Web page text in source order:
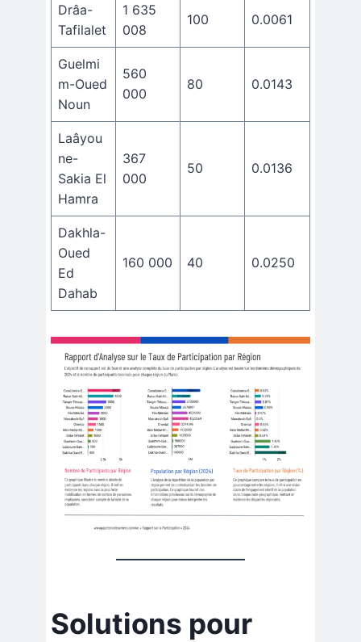
Drâa-
Tafilalet
1 635
008
100 0.0061
Guelmi
m-Oued
Noun
560
000
80 0.0143
Laâyou
ne-
Sakia El
Hamra
367
000
50 0.0136
Dakhla-
Oued
Ed
Dahab
160 000 40 0.0250
Solutions pour